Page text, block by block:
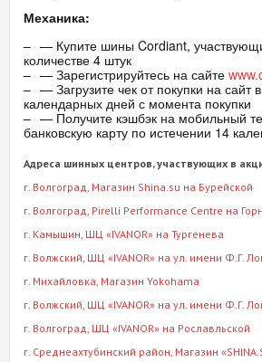
Механика:
— Купите шины Cordiant,
количестве 4 штук
— Зарегистрируйтесь на сайте
— Загрузите чек от покупки на сайт
календарных дней с момента покупки
— Получите кэшбэк на мобильный
банковскую карту по истечении 14
Адреса шинных центров, участвующих в
г. Волгоград, Магазин Shina.su на Бурейской
г. Волгоград, Pirelli Performance Centre на
г. Камышин, ШЦ «IVANOR» на Тургенева
г. Волжский, ШЦ «IVANOR» на ул. имени Ф.Г.
г. Михайловка, Магазин Yokohama
г. Волжский, ШЦ «IVANOR» на ул. имени Ф.Г.
г. Волгоград, ШЦ «IVANOR» на Рославльской
г. Среднеахтубинский район, Магазин